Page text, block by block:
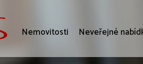
Nemovitosti Neveřejné